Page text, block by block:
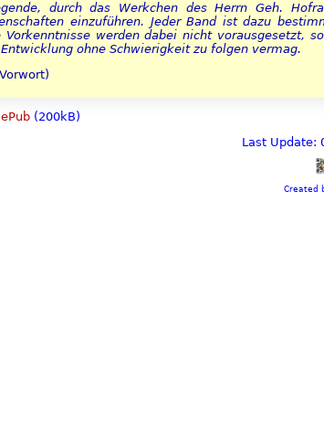
durch das Werkchen des Herrn Geh.
einzuführen. Jeder Band ist dazu
Vorkenntnisse werden dabei nicht vorausgesetzt,
Entwicklung ohne Schwierigkeit zu folgen vermag.
ePub (200kB)
Last Update:
Created